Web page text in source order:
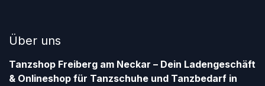
Über uns
Tanzshop Freiberg am Neckar – Dein Ladengeschäft
& Onlineshop für Tanzschuhe und Tanzbedarf in